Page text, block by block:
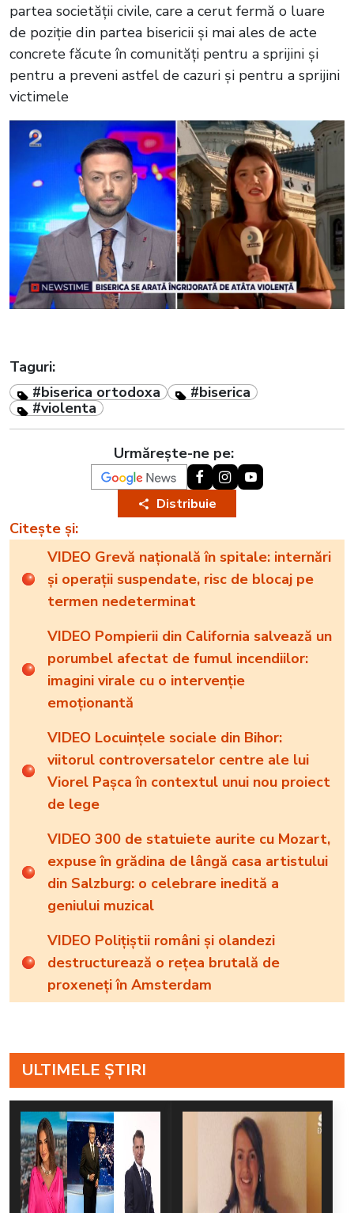
partea societății civile, care a cerut fermă o luare
de poziție din partea bisericii și mai ales de acte
concrete făcute în comunități pentru a sprijini și
pentru a preveni astfel de cazuri și pentru a sprijini
victimele
Taguri:
#biserica ortodoxa
#biserica
#violenta
Urmărește-ne pe:
Distribuie
Citește și:
VIDEO Grevă națională în spitale: internări
și operații suspendate, risc de blocaj pe
termen nedeterminat
VIDEO Pompierii din California salvează un
porumbel afectat de fumul incendiilor:
imagini virale cu o intervenție
emoționantă
VIDEO Locuințele sociale din Bihor:
viitorul controversatelor centre ale lui
Viorel Pașca în contextul unui nou proiect
de lege
VIDEO 300 de statuiete aurite cu Mozart,
expuse în grădina de lângă casa artistului
din Salzburg: o celebrare inedită a
geniului muzical
VIDEO Polițiștii români și olandezi
destructurează o rețea brutală de
proxeneți în Amsterdam
ULTIMELE ȘTIRI